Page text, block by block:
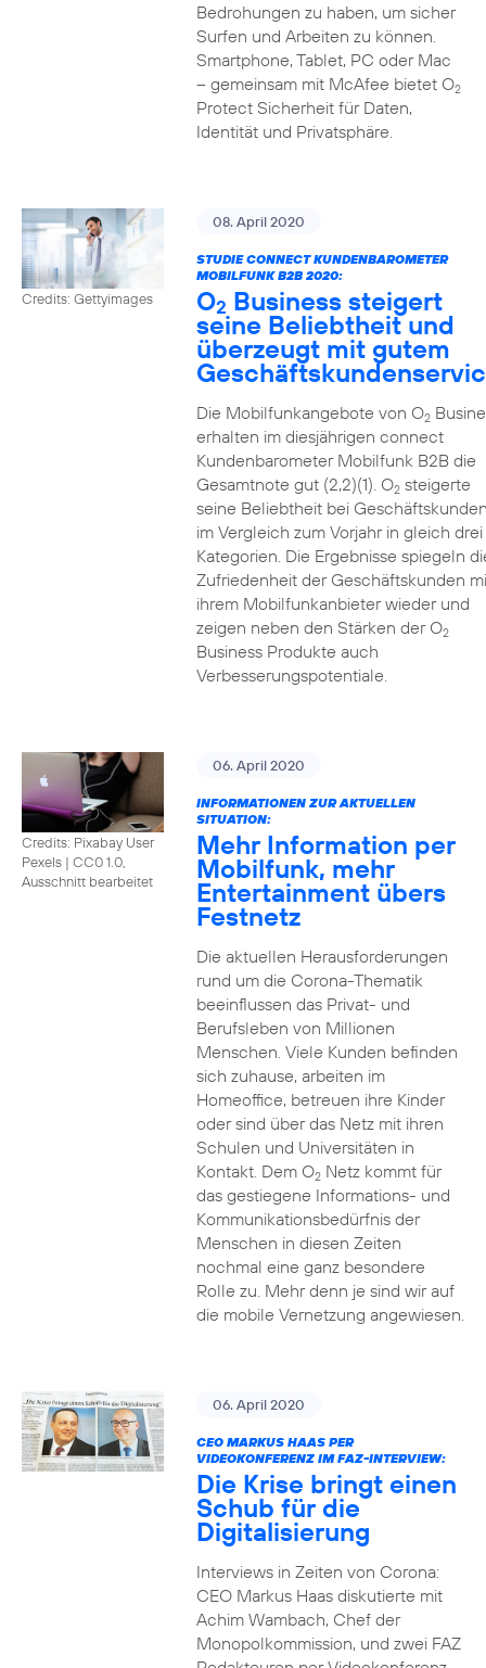
Bedrohungen zu haben, um sicher
Surfen und Arbeiten zu können.
Smartphone, Tablet, PC oder Mac
– gemeinsam mit McAfee bietet O2
Protect Sicherheit für Daten,
Identität und Privatsphäre.
Credits: Gettyimages
08. April 2020
STUDIE CONNECT KUNDENBAROMETER
MOBILFUNK B2B 2020:
O2 Business steigert
seine Beliebtheit und
überzeugt mit gutem
Die Mobilfunkangebote von O2
erhalten im diesjährigen connect
Kundenbarometer Mobilfunk B2B die
Gesamtnote gut (2,2)(1). O2steigerte
seine Beliebtheit bei
im Vergleich zum Vorjahr in gleich drei
Kategorien. Die Ergebnisse spiegeln
Zufriedenheit der Geschäftskunden
ihrem Mobilfunkanbieter wieder und
zeigen neben den Stärken der O2
Business Produkte auch
Verbesserungspotentiale.
Credits: Pixabay User
Pexels | CC0 1.0,
Ausschnitt bearbeitet
06. April 2020
INFORMATIONEN ZUR AKTUELLEN
SITUATION:
Mehr Information per
Mobilfunk, mehr
Entertainment übers
Festnetz
Die aktuellen Herausforderungen
rund um die Corona-Thematik
beeinflussen das Privat- und
Berufsleben von Millionen
Menschen. Viele Kunden befinden
sich zuhause, arbeiten im
Homeoffice, betreuen ihre Kinder
oder sind über das Netz mit ihren
Schulen und Universitäten in
Kontakt. Dem O2Netz kommt für
das gestiegene Informations- und
Kommuni­ka­tions­bedürfnis­ der
Menschen in diesen Zeiten
nochmal eine ganz besondere
Rolle zu. Mehr denn je sind wir auf
die mobile Vernetzung angewiesen.
06. April 2020
CEO MARKUS HAAS PER
VIDEOKONFERENZ IM FAZ-INTERVIEW:
Die Krise bringt einen
Schub für die
Digitalisierung
Interviews in Zeiten von Corona:
CEO Markus Haas diskutierte mit
Achim Wambach, Chef der
Monopolkommission, und zwei FAZ